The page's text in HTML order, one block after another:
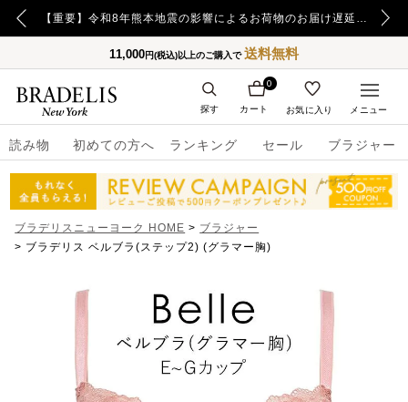
【重要】令和8年熊本地震の影響によるお荷物のお届け遅延について
11,000円(税込)以上のご購入で送料無料
読み物 初めての方へ ランキング セール ブラジャー
カート
0
お気に入り
探す メニュー
ブラデリスニューヨーク HOME
ブラジャー
ブラデリス ベルブラ(ステップ2) (グラマー胸)